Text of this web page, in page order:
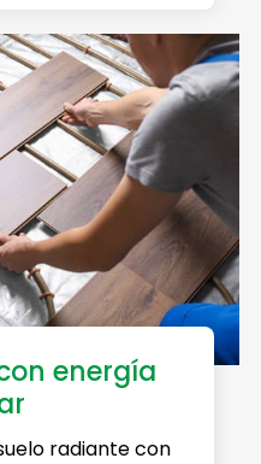
energía
radiante con